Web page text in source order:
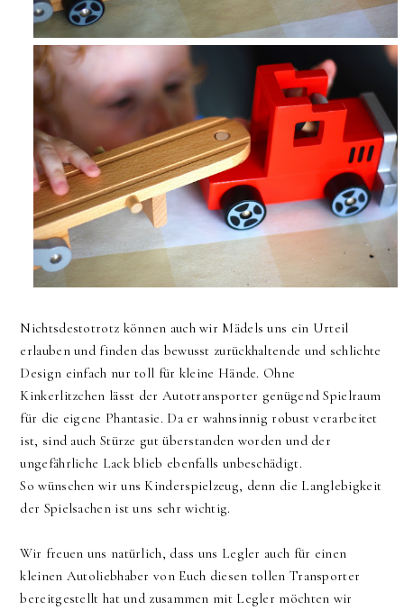
Nichtsdestotrotz können auch wir Mädels uns ein Urteil
erlauben und finden das bewusst zurückhaltende und schlichte
Design einfach nur toll für kleine Hände. Ohne
Kinkerlitzchen lässt der Autotransporter genügend Spielraum
für die eigene Phantasie. Da er wahnsinnig robust verarbeitet
ist, sind auch Stürze gut überstanden worden und der
ungefährliche Lack blieb ebenfalls unbeschädigt.
So wünschen wir uns Kinderspielzeug, denn die Langlebigkeit
der Spielsachen ist uns sehr wichtig.
Wir freuen uns natürlich, dass uns Legler auch für einen
kleinen Autoliebhaber von Euch diesen tollen Transporter
bereitgestellt hat und zusammen mit Legler möchten wir